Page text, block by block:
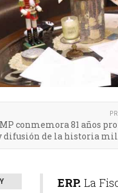
conmemora 81 años
difusión de la historia
ERP. La